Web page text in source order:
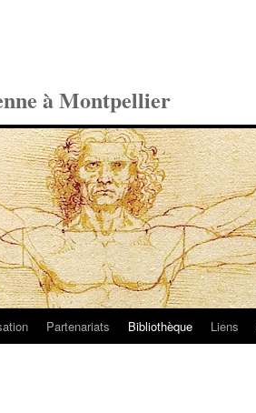
à Montpellier
Partenariats Bibliothèque Liens